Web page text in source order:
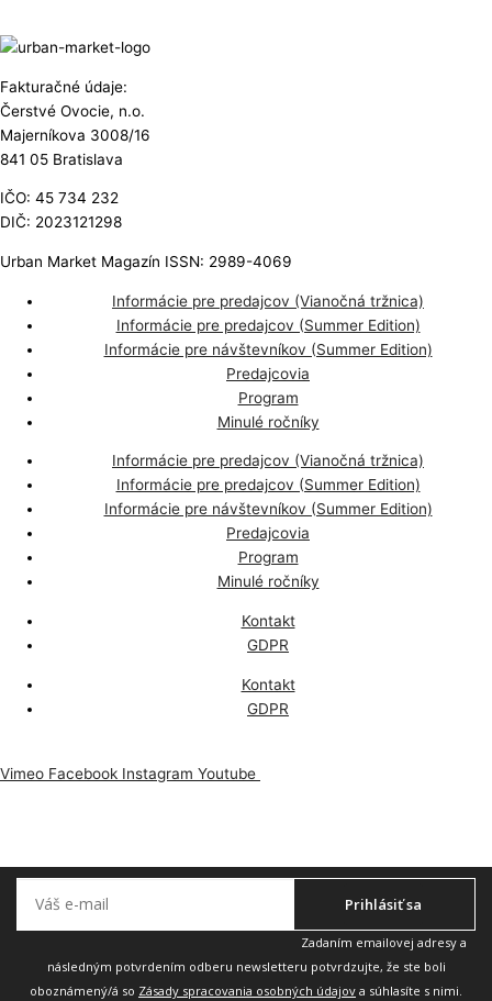
Fakturačné údaje:
Čerstvé Ovocie, n.o.
Majerníkova 3008/16
841 05 Bratislava
IČO: 45 734 232
DIČ: 2023121298
Urban Market Magazín ISSN: 2989-4069
Informácie pre predajcov (Vianočná tržnica)
Informácie pre predajcov (Summer Edition)
Informácie pre návštevníkov (Summer Edition)
Predajcovia
Program
Minulé ročníky
Informácie pre predajcov (Vianočná tržnica)
Informácie pre predajcov (Summer Edition)
Informácie pre návštevníkov (Summer Edition)
Predajcovia
Program
Minulé ročníky
Kontakt
GDPR
Kontakt
GDPR
Vimeo Facebook Instagram Youtube
Prihlásiť sa
Zadaním emailovej adresy a
následným potvrdením odberu newsletteru potvrdzujte, že ste boli
oboznámený/á so Zásady spracovania osobných údajov a súhlasíte s nimi.